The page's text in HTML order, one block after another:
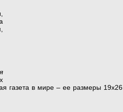
газета в мире – ее размеры 19х26